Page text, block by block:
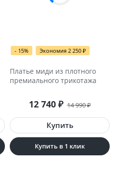
- 15% Экономия 2 250 ₽
Платье миди из плотного
премиального трикотажа
12 740 ₽ 14 990₽
Купить в 1 клик